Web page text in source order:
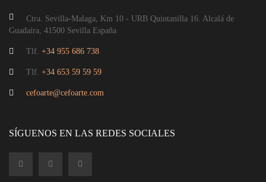
Busto Africano de cerámica
Ctra. Sevilla-Malaga, Km 10 - URB Quintanilla 16. Alcalá de
Guadaíra, 41500 Sevilla España
Tlf. +34 955 686 738
Tlf. +34 653 59 59 59
cefoarte@cefoarte.com
SÍGUENOS EN LAS REDES SOCIALES